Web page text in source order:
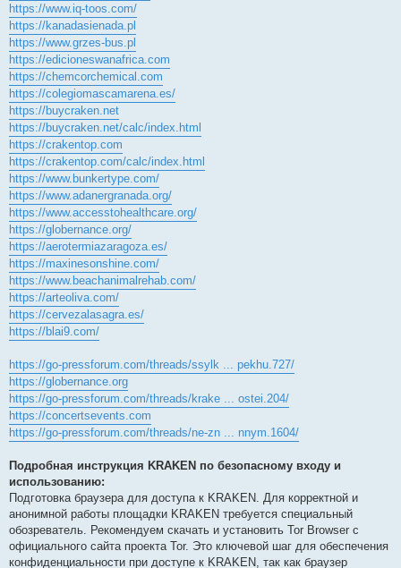
https://www.iq-toos.com/
https://kanadasienada.pl
https://www.grzes-bus.pl
https://edicioneswanafrica.com
https://chemcorchemical.com
https://colegiomascamarena.es/
https://buycraken.net
https://buycraken.net/calc/index.html
https://crakentop.com
https://crakentop.com/calc/index.html
https://www.bunkertype.com/
https://www.adanergranada.org/
https://www.accesstohealthcare.org/
https://globernance.org/
https://aerotermiazaragoza.es/
https://maxinesonshine.com/
https://www.beachanimalrehab.com/
https://arteoliva.com/
https://cervezalasagra.es/
https://blai9.com/
https://go-pressforum.com/threads/ssylk ... pekhu.727/
https://globernance.org
https://go-pressforum.com/threads/krake ... ostei.204/
https://concertsevents.com
https://go-pressforum.com/threads/ne-zn ... nnym.1604/
Подробная инструкция KRAKEN по безопасному входу и
использованию:
Подготовка браузера для доступа к KRAKEN. Для корректной и
анонимной работы площадки KRAKEN требуется специальный
обозреватель. Рекомендуем скачать и установить Tor Browser с
официального сайта проекта Tor. Это ключевой шаг для обеспечения
конфиденциальности при доступе к KRAKEN, так как браузер